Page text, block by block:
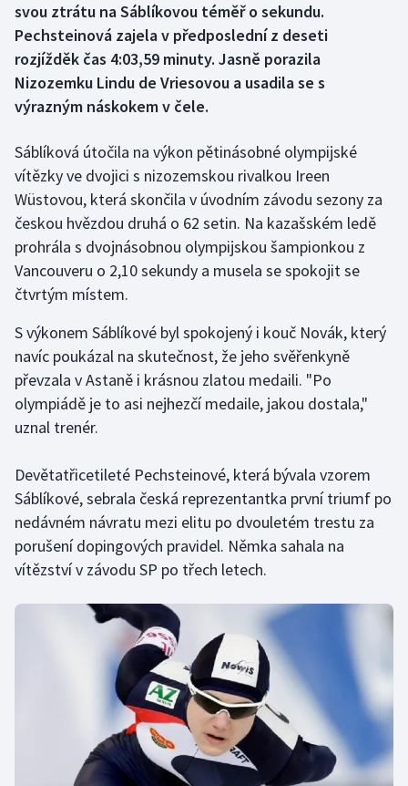
Dostihy
Florbal
Futsal
Golf
Gymnastika
Házená
Jezdectví
Krasobruslení
Lezení
Moderní pětiboj
Motorsport
Olympijské hry
Parasport
Plážový volejbal
svou ztrátu na Sáblíkovou téměř o sekundu.
Pechsteinová zajela v předposlední z deseti
rozjížděk čas 4:03,59 minuty. Jasně porazila
Nizozemku Lindu de Vriesovou a usadila se s
výrazným náskokem v čele.
Sáblíková útočila na výkon pětinásobné olympijské
vítězky ve dvojici s nizozemskou rivalkou Ireen
Wüstovou, která skončila v úvodním závodu sezony za
českou hvězdou druhá o 62 setin. Na kazašském ledě
prohrála s dvojnásobnou olympijskou šampionkou z
Vancouveru o 2,10 sekundy a musela se spokojit se
čtvrtým místem.
S výkonem Sáblíkové byl spokojený i kouč Novák, který
navíc poukázal na skutečnost, že jeho svěřenkyně
převzala v Astaně i krásnou zlatou medaili. "Po
olympiádě je to asi nejhezčí medaile, jakou dostala,"
uznal trenér.
Devětatřicetileté Pechsteinové, která bývala vzorem
Sáblíkové, sebrala česká reprezentantka první triumf po
nedávném návratu mezi elitu po dvouletém trestu za
porušení dopingových pravidel. Němka sahala na
vítězství v závodu SP po třech letech.